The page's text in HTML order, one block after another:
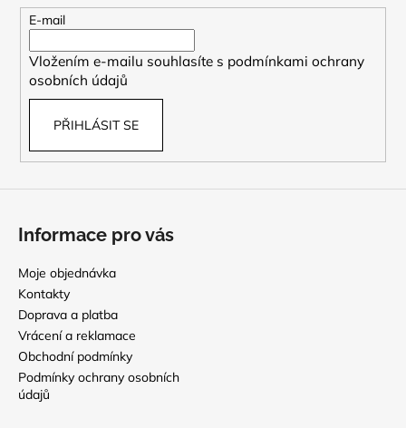
E-mail
Vložením e-mailu souhlasíte s podmínkami ochrany
osobních údajů
PŘIHLÁSIT SE
Informace pro vás
Moje objednávka
Kontakty
Doprava a platba
Vrácení a reklamace
Obchodní podmínky
Podmínky ochrany osobních
údajů